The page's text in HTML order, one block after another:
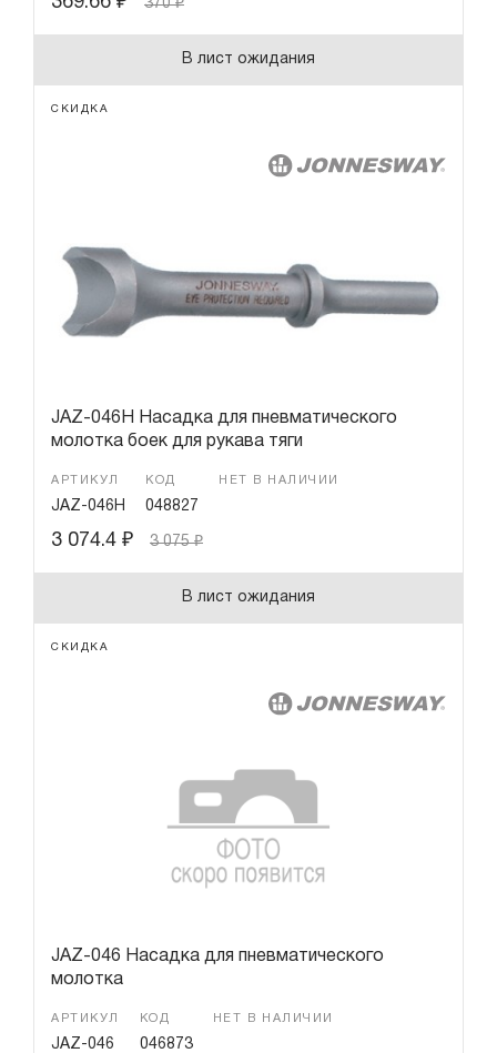
370₽
В лист ожидания
СКИДКА
JAZ-046H Насадка для пневматического
молотка боек для рукава тяги
АРТИКУЛ
JAZ-046H
КОД
048827
НЕТ В НАЛИЧИИ
3 074.4 ₽ 3 075₽
В лист ожидания
СКИДКА
JAZ-046 Насадка для пневматического
молотка
АРТИКУЛ
JAZ-046
КОД
046873
НЕТ В НАЛИЧИИ